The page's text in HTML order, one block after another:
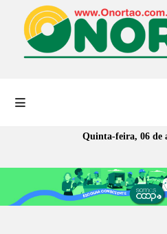
Quinta-feira, 06 de